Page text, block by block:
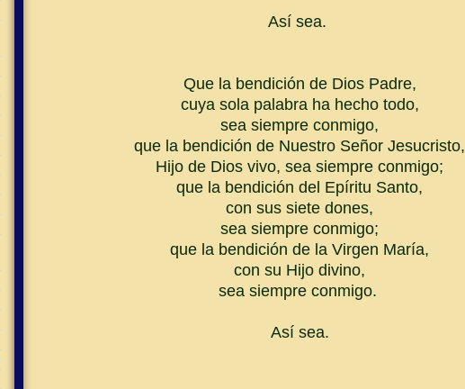
Así sea.
Que la bendición de Dios Padre,
cuya sola palabra ha hecho todo,
sea siempre conmigo,
que la bendición de Nuestro Señor Jesucristo,
Hijo de Dios vivo, sea siempre conmigo;
que la bendición del Epíritu Santo,
con sus siete dones,
sea siempre conmigo;
que la bendición de la Virgen María,
con su Hijo divino,
sea siempre conmigo.
Así sea.